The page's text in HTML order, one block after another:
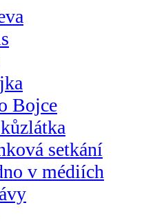
Bojce
setkání
v médiích